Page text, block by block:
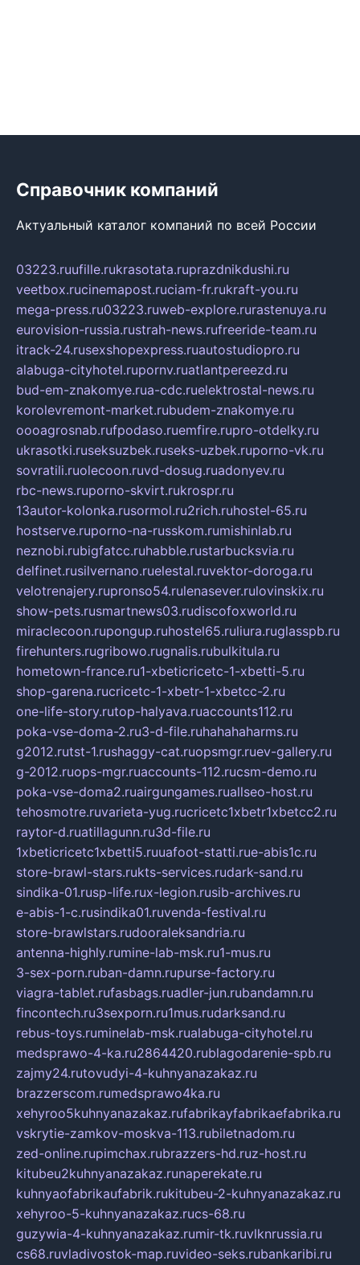
Справочник компаний
Актуальный каталог компаний по всей России
03223.ruufille.rukrasotata.ruprazdnikdushi.ru
veetbox.rucinemapost.ruciam-fr.rukraft-you.ru
mega-press.ru03223.ruweb-explore.rurastenuya.ru
eurovision-russia.rustrah-news.rufreeride-team.ru
itrack-24.rusexshopexpress.ruautostudiopro.ru
alabuga-cityhotel.rupornv.ruatlantpereezd.ru
bud-em-znakomye.rua-cdc.ruelektrostal-news.ru
korolevremont-market.rubudem-znakomye.ru
oooagrosnab.rufpodaso.ruemfire.rupro-otdelky.ru
ukrasotki.ruseksuzbek.ruseks-uzbek.ruporno-vk.ru
sovratili.ruolecoon.ruvd-dosug.ruadonyev.ru
rbc-news.ruporno-skvirt.rukrospr.ru
13autor-kolonka.rusormol.ru2rich.ruhostel-65.ru
hostserve.ruporno-na-russkom.rumishinlab.ru
neznobi.rubigfatcc.ruhabble.rustarbucksvia.ru
delfinet.rusilvernano.ruelestal.ruvektor-doroga.ru
velotrenajery.rupronso54.rulenasever.rulovinskix.ru
show-pets.rusmartnews03.rudiscofoxworld.ru
miraclecoon.rupongup.ruhostel65.ruliura.ruglasspb.ru
firehunters.rugribowo.rugnalis.rubulkitula.ru
hometown-france.ru1-xbeticricetc-1-xbetti-5.ru
shop-garena.rucricetc-1-xbetr-1-xbetcc-2.ru
one-life-story.rutop-halyava.ruaccounts112.ru
poka-vse-doma-2.ru3-d-file.ruhahahaharms.ru
g2012.rutst-1.rushaggy-cat.ruopsmgr.ruev-gallery.ru
g-2012.ruops-mgr.ruaccounts-112.rucsm-demo.ru
poka-vse-doma2.ruairgungames.ruallseo-host.ru
tehosmotre.ruvarieta-yug.rucricetc1xbetr1xbetcc2.ru
raytor-d.ruatillagunn.ru3d-file.ru
1xbeticricetc1xbetti5.ruuafoot-statti.rue-abis1c.ru
store-brawl-stars.rukts-services.rudark-sand.ru
sindika-01.rusp-life.rux-legion.rusib-archives.ru
e-abis-1-c.rusindika01.ruvenda-festival.ru
store-brawlstars.rudooraleksandria.ru
antenna-highly.rumine-lab-msk.ru1-mus.ru
3-sex-porn.ruban-damn.rupurse-factory.ru
viagra-tablet.rufasbags.ruadler-jun.rubandamn.ru
fincontech.ru3sexporn.ru1mus.rudarksand.ru
rebus-toys.ruminelab-msk.rualabuga-cityhotel.ru
medsprawo-4-ka.ru2864420.rublagodarenie-spb.ru
zajmy24.rutovudyi-4-kuhnyanazakaz.ru
brazzerscom.rumedsprawo4ka.ru
xehyroo5kuhnyanazakaz.rufabrikayfabrikaefabrika.ru
vskrytie-zamkov-moskva-113.rubiletnadom.ru
zed-online.rupimchax.rubrazzers-hd.ruz-host.ru
kitubeu2kuhnyanazakaz.runaperekate.ru
kuhnyaofabrikaufabrik.rukitubeu-2-kuhnyanazakaz.ru
xehyroo-5-kuhnyanazakaz.rucs-68.ru
guzywia-4-kuhnyanazakaz.rumir-tk.ruvlknrussia.ru
cs68.ruvladivostok-map.ruvideo-seks.rubankaribi.ru